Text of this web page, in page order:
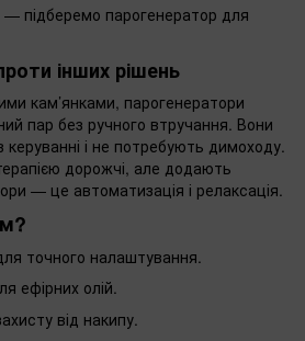
— підберемо парогенератор для
інших рішень
кам’янками, парогенератори
пар без ручного втручання. Вони
керуванні і не потребують димоходу.
дорожчі, але додають
— це автоматизація і релаксація.
точного налаштування.
ефірних олій.
від накипу.